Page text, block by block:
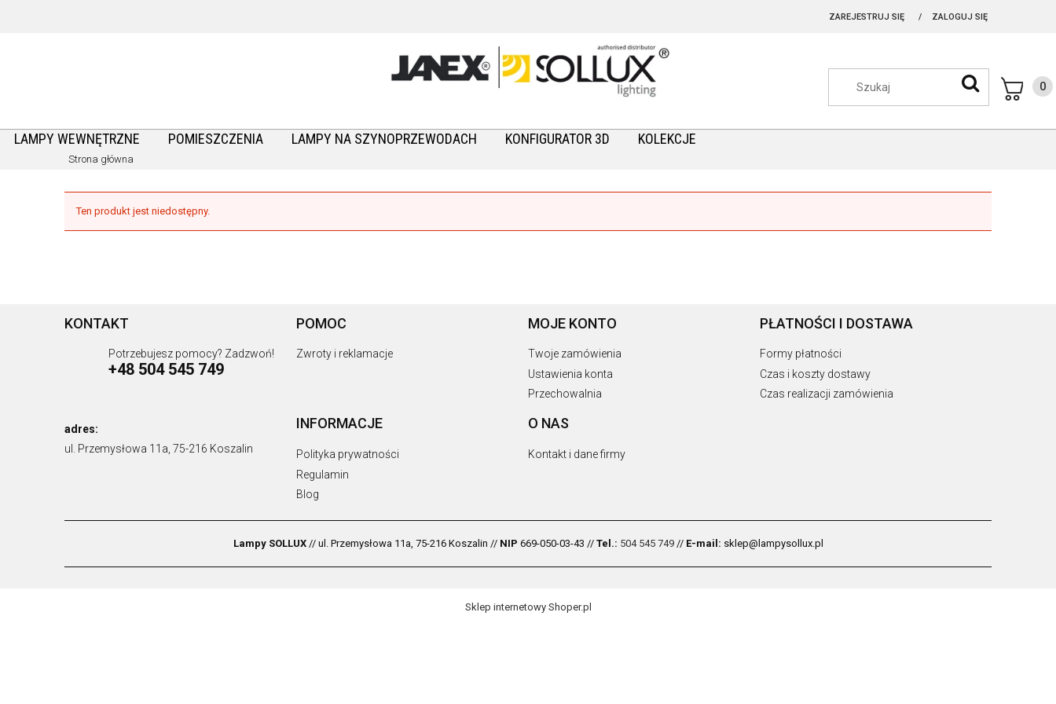
ZAREJESTRUJ SIĘ ZALOGUJ SIĘ
LAMPY WEWNĘTRZNE POMIESZCZENIA LAMPY NA SZYNOPRZEWODACH KONFIGURATOR 3D KOLEKCJE
Strona główna
Ten produkt jest niedostępny.
KONTAKT
Potrzebujesz pomocy? Zadzwoń!
+48 504 545 749
adres:
ul. Przemysłowa 11a, 75-216 Koszalin
POMOC
Zwroty i reklamacje
MOJE KONTO
Twoje zamówienia
Ustawienia konta
Przechowalnia
PŁATNOŚCI I DOSTAWA
Formy płatności
Czas i koszty dostawy
Czas realizacji zamówienia
INFORMACJE
Polityka prywatności
Regulamin
Blog
O NAS
Kontakt i dane firmy
Lampy SOLLUX// ul. Przemysłowa 11a, 75-216 Koszalin // NIP 669-050-03-43 // Tel.: 504 545 749// E-mail: sklep@lampysollux.pl
Sklep internetowy Shoper.pl